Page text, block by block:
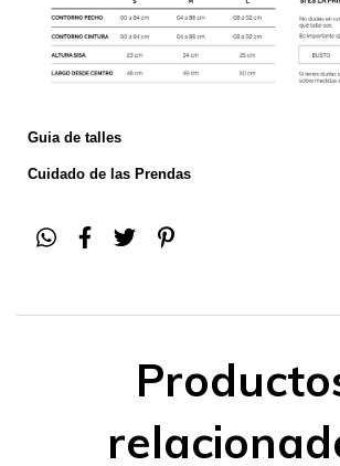
Guia de talles
Cuidado de las Prendas